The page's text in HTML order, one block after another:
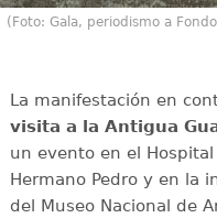
(Foto: Gala, periodismo a
La manifestación en
visita a la Antigua
un evento en el
Hermano Pedro y en la
del Museo Nacional de